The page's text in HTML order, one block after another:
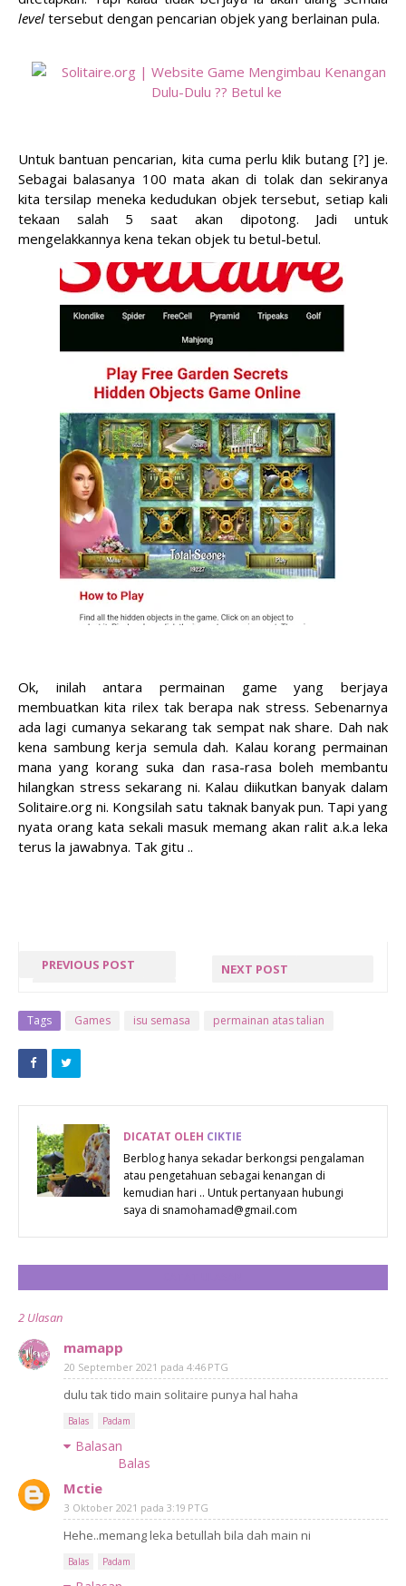
level tersebut dengan pencarian objek yang berlainan pula.
Untuk bantuan pencarian, kita cuma perlu klik butang [?] je.
Sebagai balasanya 100 mata akan di tolak dan sekiranya
kita tersilap meneka kedudukan objek tersebut, setiap kali
tekaan salah 5 saat akan dipotong. Jadi untuk
mengelakkannya kena tekan objek tu betul-betul.
Ok, inilah antara permainan game yang berjaya
membuatkan kita rilex tak berapa nak stress. Sebenarnya
ada lagi cumanya sekarang tak sempat nak share. Dah nak
kena sambung kerja semula dah. Kalau korang permainan
mana yang korang suka dan rasa-rasa boleh membantu
hilangkan stress sekarang ni. Kalau diikutkan banyak dalam
Solitaire.org ni. Kongsilah satu taknak banyak pun. Tapi yang
nyata orang kata sekali masuk memang akan ralit a.k.a leka
terus la jawabnya. Tak gitu ..
PREVIOUS POST NEXT POST
MERDEKA
Tags Games isu semasa permainan atas talian
DICATAT OLEH CIKTIE
Berblog hanya sekadar berkongsi pengalaman
atau pengetahuan sebagai kenangan di
kemudian hari .. Untuk pertanyaan hubungi
saya di snamohamad@gmail.com
2 Ulasan
mamapp
20 September 2021 pada 4:46 PTG
dulu tak tido main solitaire punya hal haha
Balas Padam
Balasan
Balas
Mctie
3 Oktober 2021 pada 3:19 PTG
Hehe..memang leka betullah bila dah main ni
Balas Padam